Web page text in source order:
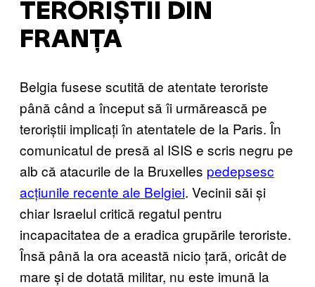
TERORIȘTII DIN
FRANȚA
Belgia fusese scutită de atentate teroriste
până când a început să îi urmărească pe
teroriștii implicați în atentatele de la Paris. În
comunicatul de presă al ISIS e scris negru pe
alb că atacurile de la Bruxelles pedepsesc
acțiunile recente ale Belgiei. Vecinii săi și
chiar Israelul critică regatul pentru
incapacitatea de a eradica grupările teroriste.
Însă până la ora această nicio țară, oricât de
mare și de dotată militar, nu este imună la